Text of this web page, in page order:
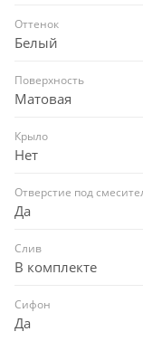
Оттенок
Белый
Поверхность
Матовая
Крыло
Нет
Отверстие под
Да
Слив
В комплекте
Сифон
Да